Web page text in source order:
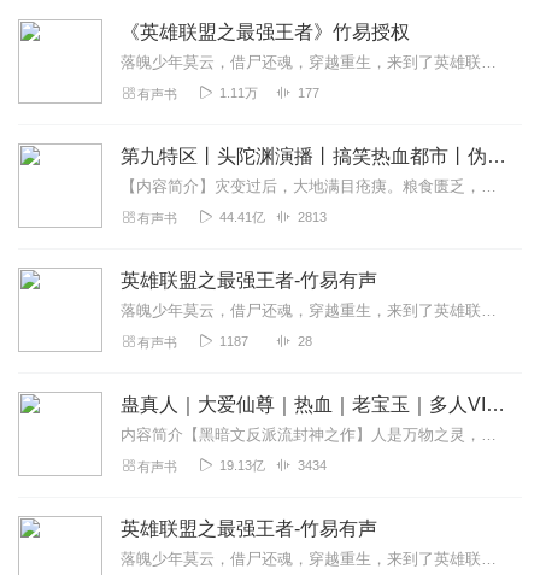
《英雄联盟之最强王者》竹易授权
落魄少年莫云，借尸还魂，穿越重生，来到了英雄联盟的世界。此时，瓦洛兰大陆烽烟四起，群雄争霸。而来自虚空的恶魔对这片富饶的大陆也虎视眈眈。看一个平凡少年，怎样在乱...
有声书 1.11万 177
第九特区丨头陀渊演播丨搞笑热血都市丨伪戒丨VIP免费多人有声剧
【内容简介】灾变过后，大地满目疮痍。粮食匮乏，资源紧俏，局势混乱……一位从待规划区杀出来的青年，背对着漫天黄沙，孤身来到九区谋生，却不曾想偶然结识三五好友，一念...
有声书 44.41亿 2813
英雄联盟之最强王者-竹易有声
落魄少年莫云，借尸还魂，穿越重生，来到了英雄联盟的世界。此时，瓦洛兰大陆烽烟四起，群雄争霸。而来自虚空的恶魔对这片富饶的大陆也虎视眈眈。看一个平凡少年，怎样在...
有声书 1187 28
蛊真人｜大爱仙尊｜热血｜老宝玉｜多人VIP免费有声剧
内容简介【黑暗文反派流封神之作】人是万物之灵，蛊是天地真精。一个穿越者不断重生的故事。一个养蛊、炼蛊、用蛊的奇特世界。配音组（男角色）老宝玉旁白...
有声书 19.13亿 3434
英雄联盟之最强王者-竹易有声
落魄少年莫云，借尸还魂，穿越重生，来到了英雄联盟的世界。此时，瓦洛兰大陆烽烟四起，群雄争霸。而来自虚空的恶魔对这片富饶的大陆也虎视眈眈。看一个平凡少年，怎样在...